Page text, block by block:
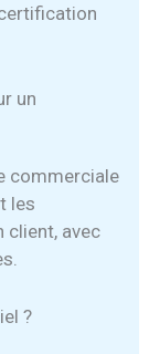
un
commerciale
les
client, avec
?